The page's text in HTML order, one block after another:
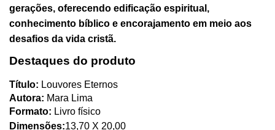
gerações, oferecendo edificação espiritual,
conhecimento bíblico e encorajamento em meio aos
desafios da vida cristã.
Destaques do produto
Título: Louvores Eternos
Autora: Mara Lima
Formato: Livro físico
Dimensões:13,70 X 20,00